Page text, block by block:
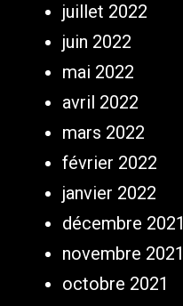
juillet 2022
juin 2022
mai 2022
avril 2022
mars 2022
février 2022
janvier 2022
décembre 2021
novembre 2021
octobre 2021